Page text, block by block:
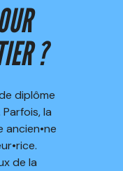
?
diplôme
la
ancien•ne
de la